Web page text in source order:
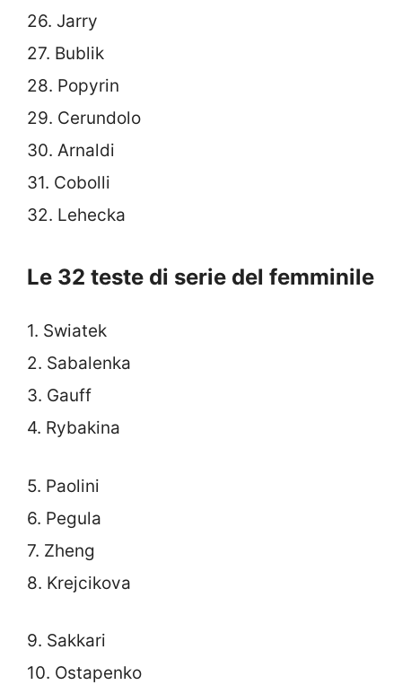
26. Jarry
27. Bublik
28. Popyrin
29. Cerundolo
30. Arnaldi
31. Cobolli
32. Lehecka
Le 32 teste di serie del femminile
1. Swiatek
2. Sabalenka
3. Gauff
4. Rybakina
5. Paolini
6. Pegula
7. Zheng
8. Krejcikova
9. Sakkari
10. Ostapenko